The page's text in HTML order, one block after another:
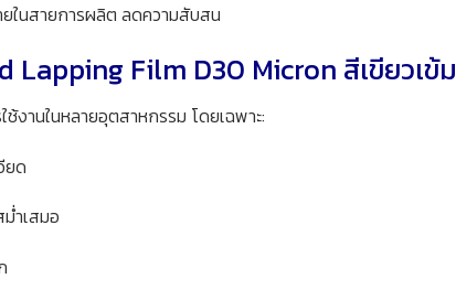
ในสายการผลิต ลดความสับสน
Lapping Film D30 Micron สีเขียวเข้ม
งานในหลายอุตสาหกรรม โดยเฉพาะ:
ยด
ำเสมอ